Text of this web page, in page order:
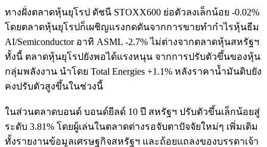
ทางฝั่งตลาดหุ้นยุโรป ดัชนี STOXX600 ย่อตัวลงเล็กน้อย -0.02%
โดยตลาดหุ้นยุโรปก็เผชิญแรงกดดันจากการขายทำกำไรหุ้นธีม
AI/Semiconductor อาทิ ASML -2.7% ไม่ต่างจากตลาดหุ้นสหรัฐฯ
ทั้งนี้ ตลาดหุ้นยุโรปยังพอได้แรงหนุน จากการปรับตัวขึ้นของหุ้น
กลุ่มพลังงาน นำโดย Total Energies +1.1% หลังราคาน้ำมันดิบยัง
คงปรับตัวสูงขึ้นในช่วงนี้
ในส่วนตลาดบอนด์ บอนด์ยีลด์ 10 ปี สหรัฐฯ ปรับตัวขึ้นเล็กน้อยสู่
ระดับ 3.81% โดยผู้เล่นในตลาดต่างรอจับตาปัจจัยใหม่ๆ เพิ่มเติม
ทั้งรายงานข้อมูลเศรษฐกิจสหรัฐฯ และถ้อยแถลงของบรรดาเจ้า